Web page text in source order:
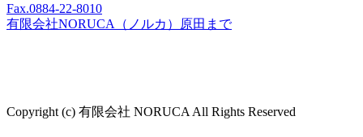
Fax.0884-22-8010
有限会社NORUCA（ノルカ）原田まで
Copyright (c) 有限会社 NORUCA All Rights Reserved